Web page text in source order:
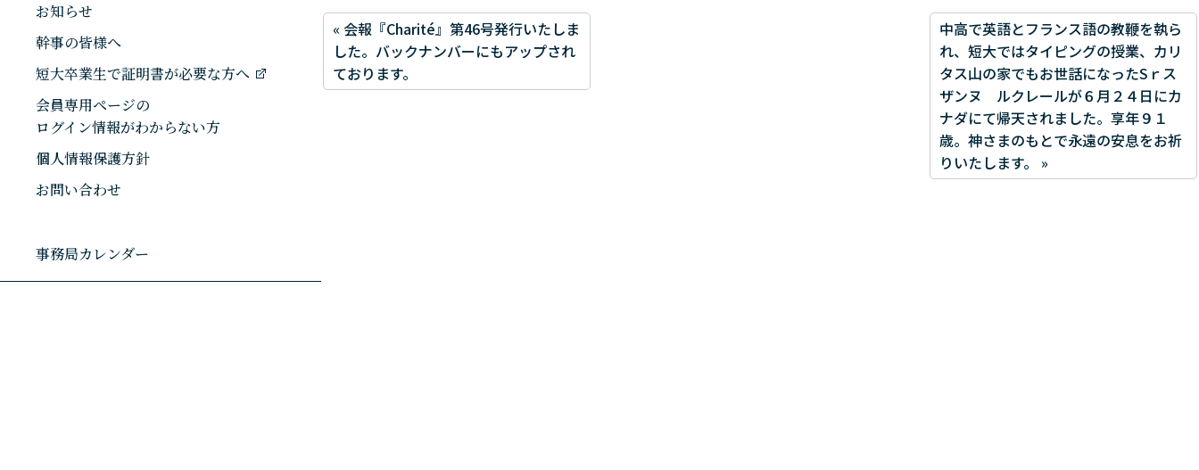
お知らせ
幹事の皆様へ
短大卒業生で証明書が必要な方へ
会員専用ページの
ログイン情報がわからない方
個人情報保護方針
お問い合わせ
事務局カレンダー
« 会報『Charité』第46号発行いたしま
した。バックナンバーにもアップされ
ております。
中高で英語とフランス語の教鞭を執ら
れ、短大ではタイピングの授業、カリ
タス山の家でもお世話になったSｒス
ザンヌ ルクレールが６月２４日にカ
ナダにて帰天されました。享年９１
歳。神さまのもとで永遠の安息をお祈
りいたします。 »